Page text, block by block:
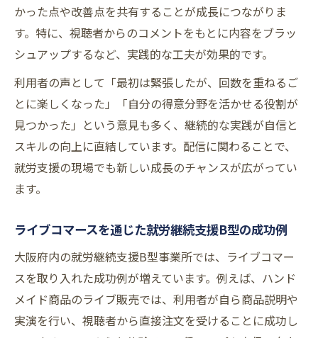
かった点や改善点を共有することが成長につながりま
す。特に、視聴者からのコメントをもとに内容をブラッ
シュアップするなど、実践的な工夫が効果的です。
利用者の声として「最初は緊張したが、回数を重ねるご
とに楽しくなった」「自分の得意分野を活かせる役割が
見つかった」という意見も多く、継続的な実践が自信と
スキルの向上に直結しています。配信に関わることで、
就労支援の現場でも新しい成長のチャンスが広がってい
ます。
ライブコマースを通じた就労継続支援B型の成功例
大阪府内の就労継続支援B型事業所では、ライブコマー
スを取り入れた成功例が増えています。例えば、ハンド
メイド商品のライブ販売では、利用者が自ら商品説明や
実演を行い、視聴者から直接注文を受けることに成功し